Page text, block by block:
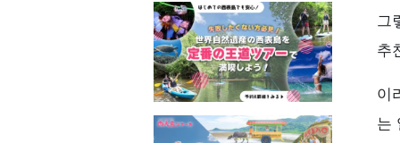
그
추
이
는